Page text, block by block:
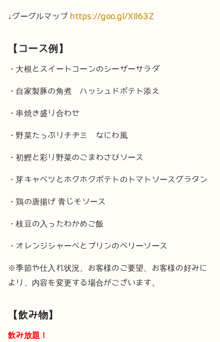
↓グーグルマップ https://goo.gl/XIl63Z
【コース例】
・大根とスイートコーンのシーザーサラダ
・自家製豚の角煮 ハッシュドポテト添え
・串焼き盛り合わせ
・野菜たっぷりチヂミ なにわ風
・初鰹と彩り野菜のごまわさびソース
・芽キャベツとホクホクポテトのトマトソースグラタン
・鶏の唐揚げ 青じそソース
・枝豆の入ったわかめご飯
・オレンジシャーベとプリンのベリーソース
※季節や仕入れ状況、お客様のご要望、お客様の好みに
より、内容を変更する場合がございます。
【飲み物】
飲み放題！